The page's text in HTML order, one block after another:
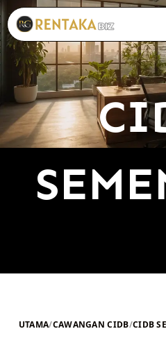
Langkau ke kandungan
UTAMA/CAWANGAN CIDB/CIDB